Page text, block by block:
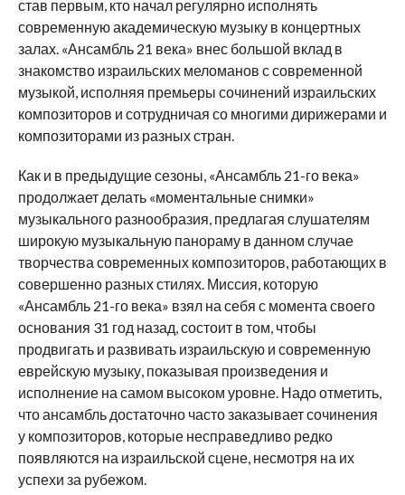
став первым, кто начал регулярно исполнять
современную академическую музыку в концертных
залах. «Ансамбль 21 века» внес большой вклад в
знакомство израильских меломанов с современной
музыкой, исполняя премьеры сочинений израильских
композиторов и сотрудничая со многими дирижерами и
композиторами из разных стран.
Как и в предыдущие сезоны, «Ансамбль 21-го века»
продолжает делать «моментальные снимки»
музыкального разнообразия, предлагая слушателям
широкую музыкальную панораму в данном случае
творчества современных композиторов, работающих в
совершенно разных стилях. Миссия, которую
«Ансамбль 21-го века» взял на себя с момента своего
основания 31 год назад, состоит в том, чтобы
продвигать и развивать израильскую и современную
еврейскую музыку, показывая произведения и
исполнение на самом высоком уровне. Надо отметить,
что ансамбль достаточно часто заказывает сочинения
у композиторов, которые несправедливо редко
появляются на израильской сцене, несмотря на их
успехи за рубежом.